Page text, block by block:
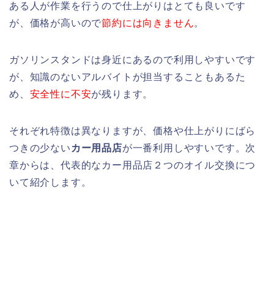
ある人が作業を行うので仕上がりはとても良いです
が、価格が高いので節約には向きません。
ガソリンスタンドは身近にあるので利用しやすいです
が、知識のないアルバイトが担当することもあるた
め、 安全性に不安が残ります。
それぞれ特徴は異なりますが、価格や仕上がりにばら
つきの少ない カー用品店が一番利用しやすいです。次
章からは、代表的なカー用品店２つのオイル交換につ
いて紹介します。